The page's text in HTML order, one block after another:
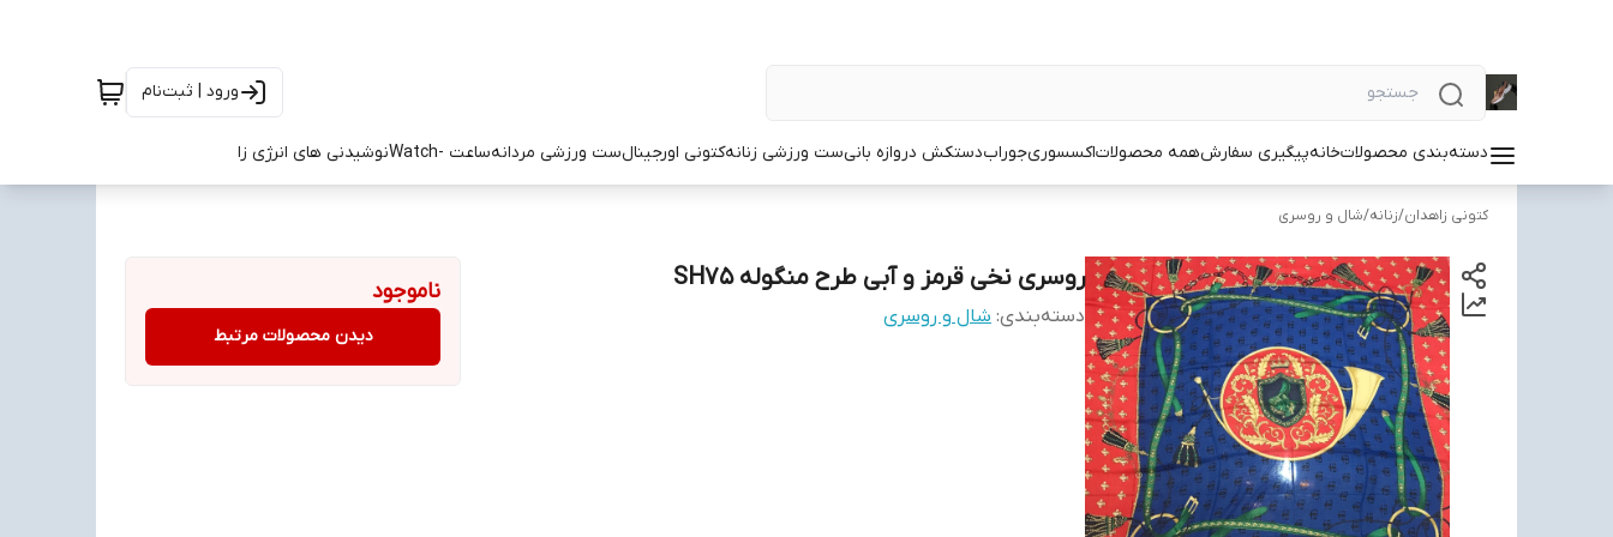
ورود | ثبت‌نام
دسته‌بندی محصولاتخانهپیگیری سفارشهمه محصولاتاکسسوریجورابدستکش دروازه بانیست ورزشی زنانهکتونی اورجینالست ورزشی مردانهساعت -Watch نوشیدنی های انرژی زا
کتونی زاهدان/زنانه/شال و روسری
روسری نخی قرمز و آبی طرح منگوله SH75
دسته‌بندی: شال و روسری
ناموجود
دیدن محصولات مرتبط